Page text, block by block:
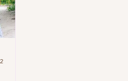
2 يناير 2025